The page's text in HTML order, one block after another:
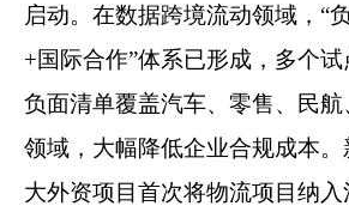
启动。在数据跨境流动领域，“
+国际合作”体系已形成，多个
负面清单覆盖汽车、零售、民
领域，大幅降低企业合规成本
大外资项目首次将物流项目纳